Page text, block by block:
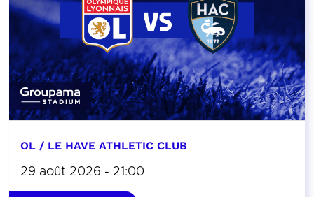
OL / LE HAVE ATHLETIC CLUB
29 août 2026 - 21:00